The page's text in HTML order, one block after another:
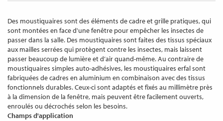
Des moustiquaires sont des éléments de cadre et grille pratiques, qui
sont montées en face d'une fenêtre pour empêcher les insectes de
passer dans la salle. Des moustiquaires sont faites des tissus spéciaux
aux mailles serrées qui protègent contre les insectes, mais laissent
passer beaucoup de lumière et d’air quand-même. Au contraire de
moustiquaires simples auto-adhésives, les moustiquaires erfal sont
fabriquées de cadres en aluminium en combinaison avec des tissus
fonctionnels durables. Ceux-ci sont adaptés et fixés au millimètre près
à la dimension de la fenêtre, mais peuvent être facilement ouverts,
enroulés ou décrochés selon les besoins.
Champs d'application